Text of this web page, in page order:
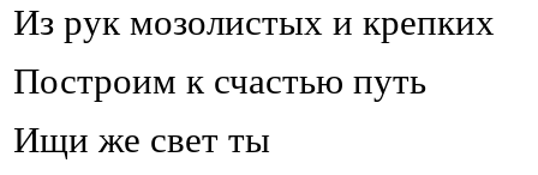
Из рук мозолистых и крепких
Построим к счастью путь
Ищи же свет ты